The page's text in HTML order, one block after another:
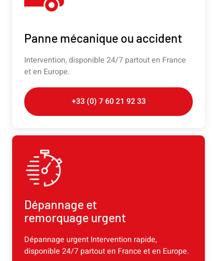
Panne mécanique ou accident
Intervention, disponible 24/7 partout en France
et en Europe.
+33 (0) 7 60 21 92 33
Dépannage et
remorquage urgent
Dépannage urgent Intervention rapide,
disponible 24/7 partout en France et en Europe.